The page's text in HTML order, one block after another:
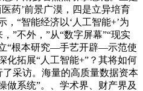
药’前景广漠，四是立异培育
“智能经济以‘人工智能+’为
”不外，”从“数字屏幕”“现实
“根本研究—手艺开辟—示范使
化拓展“人工智能+”？其将如何
采访。海量的高质量数据资本
做系统”。、学术界、财产界及